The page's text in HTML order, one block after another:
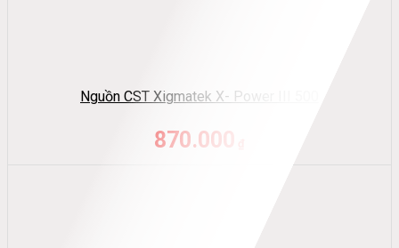
Nguồn CST Xigmatek X- Power III 500
870.000